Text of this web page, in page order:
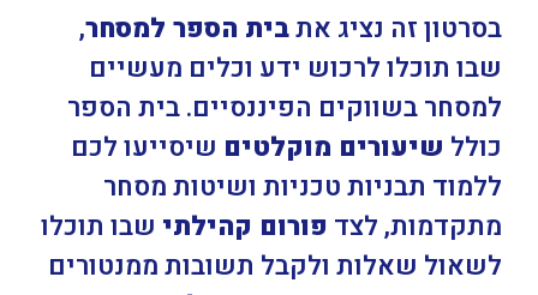
בסרטון זה נציג אתבית הספר למסחר,
שבו תוכלו לרכוש ידע וכלים מעשיים
למסחר בשווקים הפיננסיים. בית הספר
כולל שיעורים מוקלטים שיסייעו לכם
ללמוד תבניות טכניות ושיטות מסחר
מתקדמות, לצד פורום קהילתי שבו תוכלו
לשאול שאלות ולקבל תשובות ממנטורים